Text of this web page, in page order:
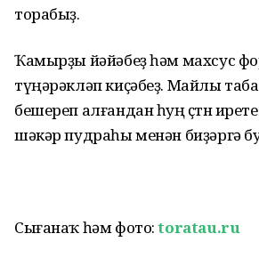
торабыҙ.
Ҡамырҙы йәйәбеҙ һәм махсус
түңәрәкләп киҫәбеҙ. Майлы
бешереп алғандан һуң өҫтөн
шәкәр пудраһы менән биҙәргә
Сығанаҡ һәм фото:toratau.ru